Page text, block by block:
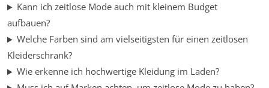
Kann ich zeitlose Mode auch mit kleinem Budget
aufbauen?
Welche Farben sind am vielseitigsten für einen zeitlosen
Kleiderschrank?
Wie erkenne ich hochwertige Kleidung im Laden?